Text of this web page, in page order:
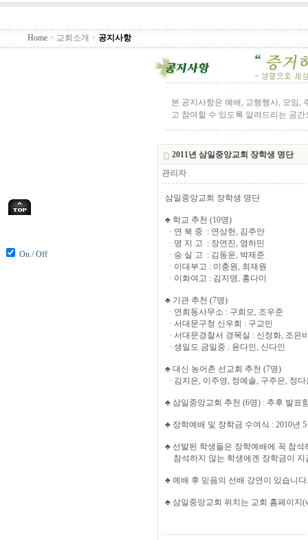
On / Off
Home > 교회소개 > 공지사항
본 공지사항은 예배, 교행행사, 모임,
고 참여할 수 있도록 알려드리는 공
2011년 삼일중앙교회 장학생 명단
관리자
삼일중앙교회 장학생 명단
♣ 학교 추천 (10명)
· 연 북 중 : 연상헌, 김주안
· 명 지 고 : 장연진, 염하민
· 숭 실 고 : 김동운, 박제준
· 이대부고 : 이충원, 최재원
· 이화여고 : 김지명, 홍다미
♣ 기관 추천 (7명)
· 연희동사무소 : 구희모, 조우준
· 서대문구청 신우회 : 구교민
· 서대문경찰서 경목실 : 신정화, 조은
· 생일도 금일중 : 윤다인, 신다인
♣ 대신 농어촌 선교회 추천 (7명)
· 김지은, 이주영, 정예솔, 구주은, 정
♣ 삼일중앙교회 추천 (6명) : 추후 발표
♣ 장학예배 및 장학금 수여식 : 2010
♣ 선발된 학생들은 장학예배에 꼭 참
참석하지 않는 학생에겐 장학금이 지
♣ 예배 후 믿음의 선배 강연이 있습니
♣ 삼일중앙교회 위치는 교회 홈페이지